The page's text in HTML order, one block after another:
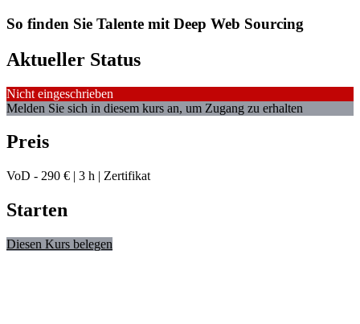
So finden Sie Talente mit Deep Web Sourcing
Aktueller Status
Nicht eingeschrieben
Melden Sie sich in diesem kurs an, um Zugang zu erhalten
Preis
VoD - 290 € | 3 h | Zertifikat
Starten
Diesen Kurs belegen